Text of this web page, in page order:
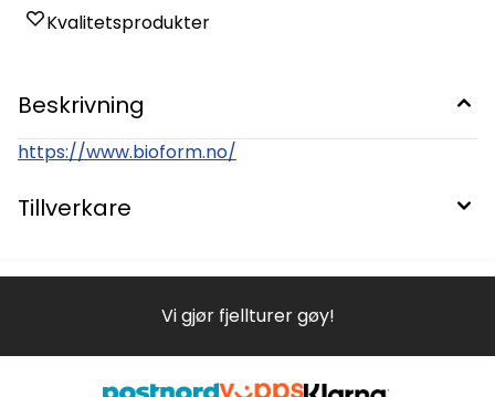
Kvalitetsprodukter
Beskrivning
https://www.bioform.no/
Tillverkare
Vi gjør fjellturer gøy!